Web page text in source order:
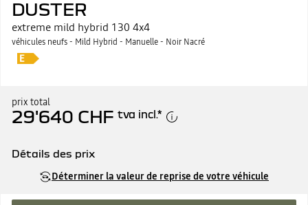
DUSTER
extreme mild hybrid 130 4x4
véhicules neufs - Mild Hybrid - Manuelle - Noir Nacré
prix total
29'640 CHF tva incl.*
Détails des prix
Déterminer la valeur de reprise de votre véhicule